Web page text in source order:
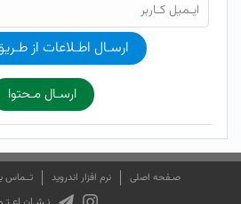
ارسـال اطـلاعات از
ارسـال مـحتوا
صـفحه اصلی نرم افزار اندروید تــماس